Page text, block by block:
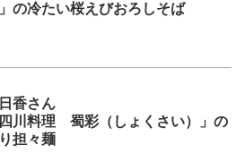
」の冷たい桜えびおろしそば
香さん
四川料理 蜀彩（しょくさい）」の
担々麺